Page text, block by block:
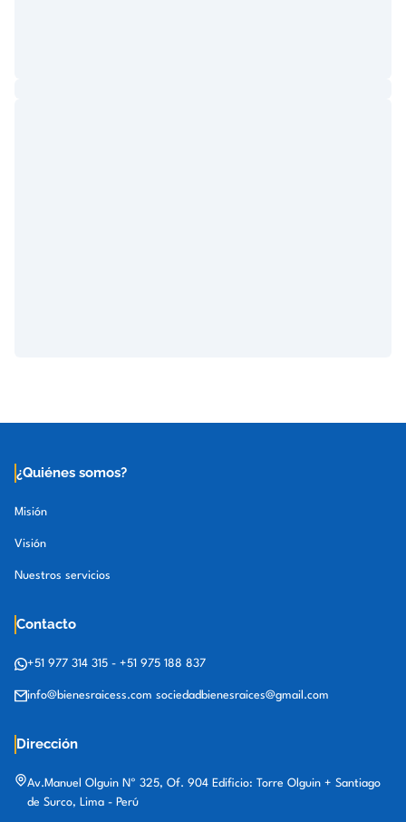
¿Quiénes somos?
Misión
Visión
Nuestros servicios
Contacto
+51 977 314 315 - +51 975 188 837
info@bienesraicess.com sociedadbienesraices@gmail.com
Dirección
Av.Manuel Olguin Nº 325, Of. 904 Edificio: Torre Olguin + Santiago
de Surco, Lima - Perú